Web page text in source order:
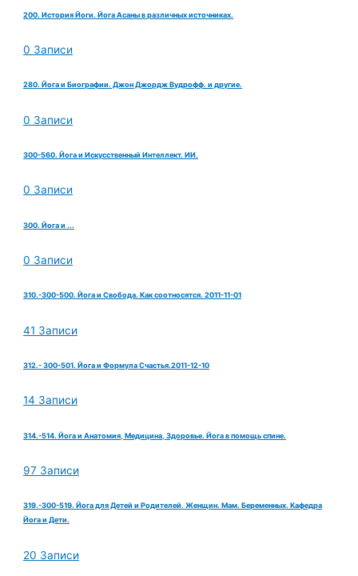
200. История Йоги. Йога Асаны в различных источниках.
0 Записи
280. Йога и Биографии. Джон Джордж Вудрофф. и другие.
0 Записи
300-560. Йога и Искусственный Интеллект. ИИ.
0 Записи
300. Йога и ...
0 Записи
310.-300-500. Йога и Свобода. Как соотносятся. 2011-11-01
41 Записи
312.- 300-501. Йога и Формула Счастья.2011-12-10
14 Записи
314.-514. Йога и Анатомия, Медицина, Здоровье. Йога в помощь спине.
97 Записи
319.-300-519. Йога для Детей и Родителей. Женщин. Мам. Беременных. Кафедра
Йога и Дети.
20 Записи